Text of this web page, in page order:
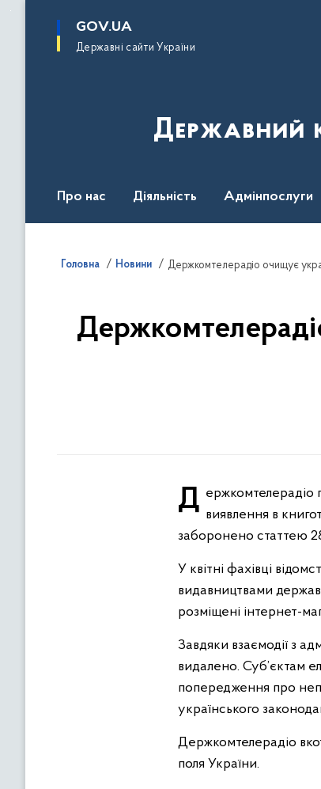
основного
GOV.UA
Державні сайти України
Державний
Про нас Діяльність Адмінпослуги
Головна Новини Держкомтелерадіо очищує
Держкомтелерадіо продовжує здійснювати моніторинг українського сегменту мережі Інтернет з метою виявлення в
заборонено статтею
У квітні фахівці
видавництвами
розміщені інтернет-
Завдяки взаємодії з
видалено. Суб’єктам
попередження про
українського
Держкомтелерадіо
поля України.